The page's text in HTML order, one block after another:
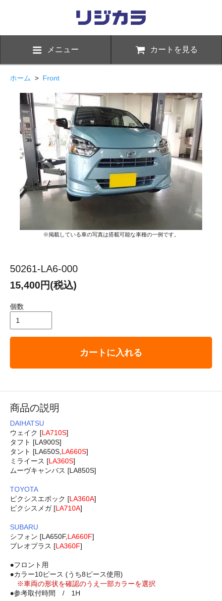
メニュー カートを見る
ホーム > Front
※掲載している車の写真は搭載可能な車種の一例です。
50261-LA6-000
15,400円(税込)
個数
カートに入れる
商品の説明
DAIHATSU
ウェイク [LA710S]
タフト [LA900S]
タント [LA650S, LA660S]
ミライース [LA360S]
ムーヴキャンバス [LA850S]
TOYOTA
ピクシスエポック [LA360A]
ピクシスメガ [LA710A]
SUBARU
シフォン [LA650F, LA660F]
プレオプラス [LA360F]
●フロント用
●カラー10ピース (うち8ピース使用)
※車両の形状を確認のうえ一部カラーを選択
●参考取付時間 / 1H